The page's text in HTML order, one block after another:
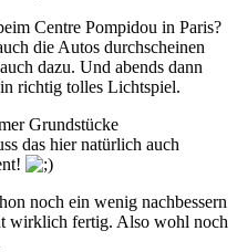
Centre Pompidou in Paris?
die Autos durchscheinen
dazu. Und abends dann
richtig tolles Lichtspiel.
Grundstücke
das hier natürlich auch
noch ein wenig nachbessern
wirklich fertig. Also wohl noch